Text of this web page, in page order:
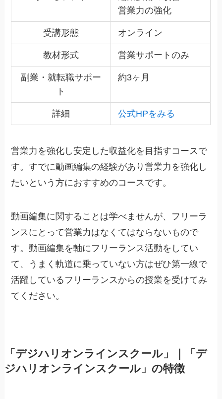
営業力の強化
受講形態 オンライン
教材形式 営業サポートのみ
副業・就転職サポー
ト
約3ヶ月
詳細 公式HPをみる
営業力を強化し安定した収益化を目指すコースで
す。すでに動画編集の経験があり営業力を強化し
たいという方におすすめのコースです。
動画編集に関することは学べませんが、フリーラ
ンスにとって営業力はなくてはならないもので
す。動画編集を軸にフリーランス活動をしてい
て、うまく軌道に乗っていない方はぜひ第一線で
活躍しているフリーランスからの授業を受けてみ
てください。
「デジハリオンラインスクール」｜「デ
ジハリオンラインスクール」の特徴